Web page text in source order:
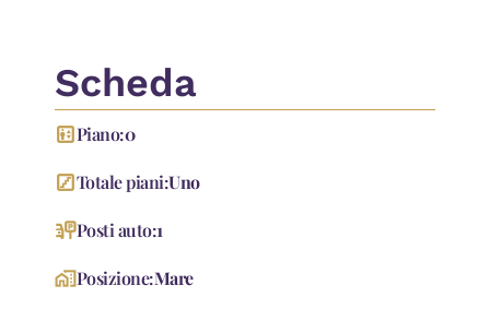
Scheda
elevatorPiano:0
stairsTotale piani:Uno
parking_signPosti auto:1
home_workPosizione:Mare